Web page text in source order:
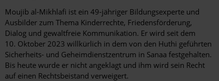
Moujib al-Mikhlafi ist ein 49-jähriger Bildungsexperte und
Ausbilder zum Thema Kinderrechte, Friedensförderung,
Dialog und gewaltfreie Kommunikation. Er wird seit dem
10. Oktober 2023 willkürlich in dem von den Huthi geführten
Sicherheits- und Geheimdienstzentrum in Sanaa festgehalten.
Bis heute wurde er nicht angeklagt und ihm wird sein Recht
auf einen Rechtsbeistand verweigert.